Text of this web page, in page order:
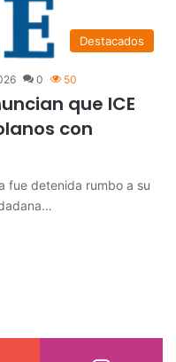
Destacados
0 50
que ICE
con
fue detenida rumbo a su